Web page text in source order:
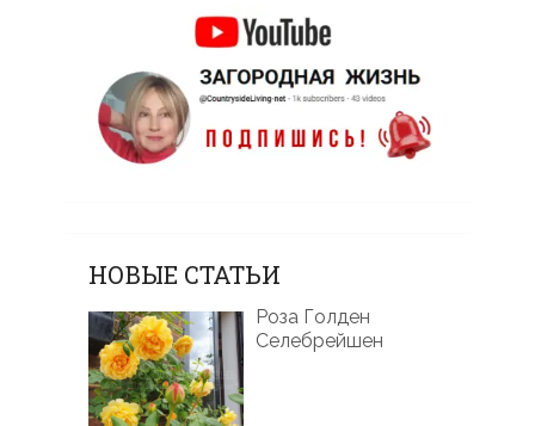
НОВЫЕ СТАТЬИ
Роза Голден
Селебрейшен